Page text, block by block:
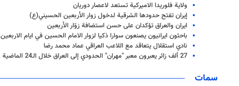
ولاية فلوريدا الاميركية تستعد لاعصار دوريان
إيران تفتح حدودها الشرقية لدخول زوار الأربعين الحسيني(ع)
ايران والعراق تؤكدان على حسن استضافة زوّار الأربعين
باحثون ايرانيون يصنعون سوارا ذكيا لزوار الامام الحسين في ايام الاربعين
نادي استقلال يتعاقد مع اللاعب العراقي عماد محمد رضا
27 ألف زائر يعبرون معبر "مهران" الحدودي إلى العراق خلال الـ24 الماضية
سمات